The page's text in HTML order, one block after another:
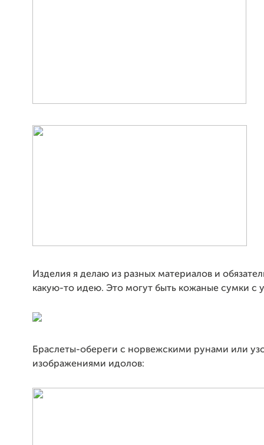
Изделия я делаю из разных материалов и
какую-то идею. Это могут быть кожаные сумки с
Браслеты-обереги с норвежскими рунами или
изображениями идолов: